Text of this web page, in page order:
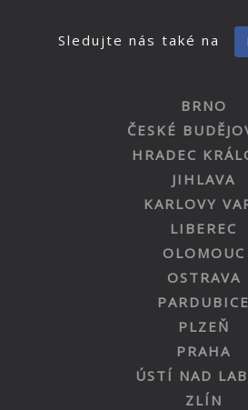
Sledujte nás také na
BRNO
ČESKÉ
HRADEC
JIHLAVA
KARLOVY
LIBEREC
OLOMOUC
OSTRAVA
PARDUBICE
PLZEŇ
PRAHA
ÚSTÍ NAD
ZLÍN